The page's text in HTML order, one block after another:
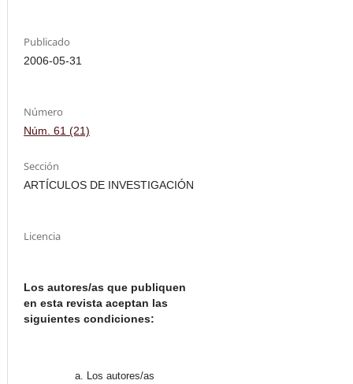
Publicado
2006-05-31
Número
Núm. 61 (21)
Sección
ARTÍCULOS DE INVESTIGACIÓN
Licencia
Los autores/as que publiquen
en esta revista aceptan las
siguientes condiciones:
Los autores/as